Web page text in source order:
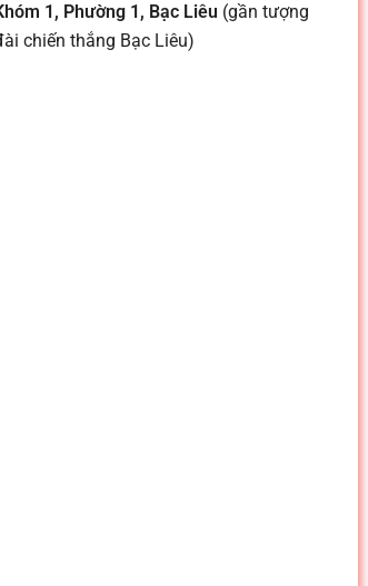
1, Phường 1, Bạc Liêu (gần tượng
chiến thắng Bạc Liêu)